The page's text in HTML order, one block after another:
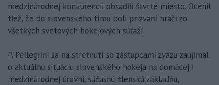
medzinárodnej konkurencii obsadili štvrté miesto. Ocenil
tiež, že do slovenského tímu boli prizvaní hráči zo
všetkých svetových hokejových súťaží.
P. Pellegrini sa na stretnutí so zástupcami zväzu zaujímal
o aktuálnu situáciu slovenského hokeja na domácej i
medzinárodnej úrovni, súčasnú členskú základňu,